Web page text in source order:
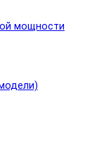
мощности